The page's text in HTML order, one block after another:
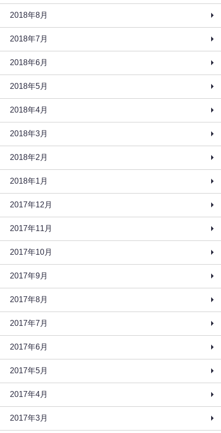
2018年8月
2018年7月
2018年6月
2018年5月
2018年4月
2018年3月
2018年2月
2018年1月
2017年12月
2017年11月
2017年10月
2017年9月
2017年8月
2017年7月
2017年6月
2017年5月
2017年4月
2017年3月